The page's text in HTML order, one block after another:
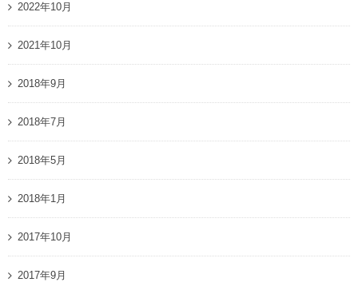
2022年10月
2021年10月
2018年9月
2018年7月
2018年5月
2018年1月
2017年10月
2017年9月